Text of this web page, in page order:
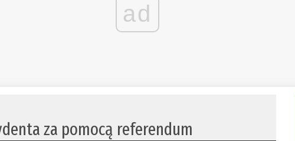
ad
za pomocą referendum